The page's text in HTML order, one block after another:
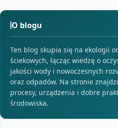
O blogu
Ten blog skupia się na ekologii
ściekowych, łącząc wiedzę o
jakości wody i nowoczesnych
oraz odpadów. Na stronie
procesy, urządzenia i dobre
środowiska.